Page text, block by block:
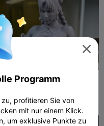

Programm
profitieren Sie von
mit nur einem Klick.
um exklusive Punkte zu